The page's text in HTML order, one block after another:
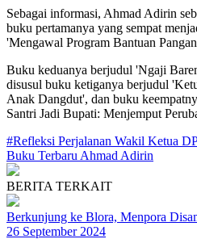
Sebagai informasi, Ahmad Adirin
buku pertamanya yang sempat
'Mengawal Program Bantuan
Buku keduanya berjudul 'Ngaji
disusul buku ketiganya berjudul
Anak Dangdut', dan buku
Santri Jadi Bupati: Menjemput
#Refleksi Perjalanan Wakil Ketua
Buku Terbaru Ahmad Adirin
BERITA TERKAIT
Berkunjung ke Blora, Menpora
26 September 2024